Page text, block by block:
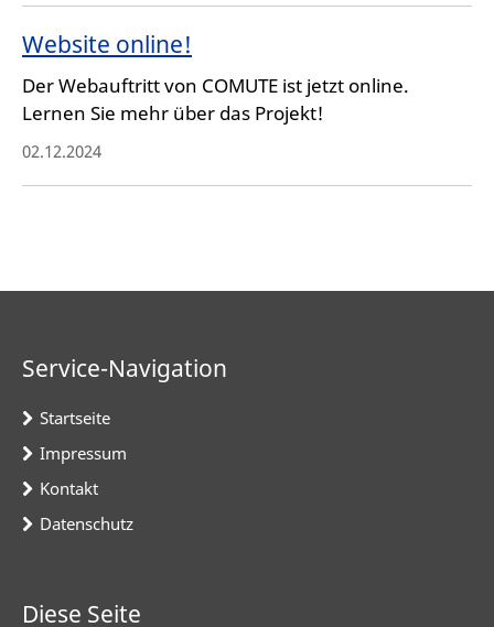
Website online!
Der Webauftritt von COMUTE ist jetzt online.
Lernen Sie mehr über das Projekt!
02.12.2024
Service-Navigation
Startseite
Impressum
Kontakt
Datenschutz
Diese Seite